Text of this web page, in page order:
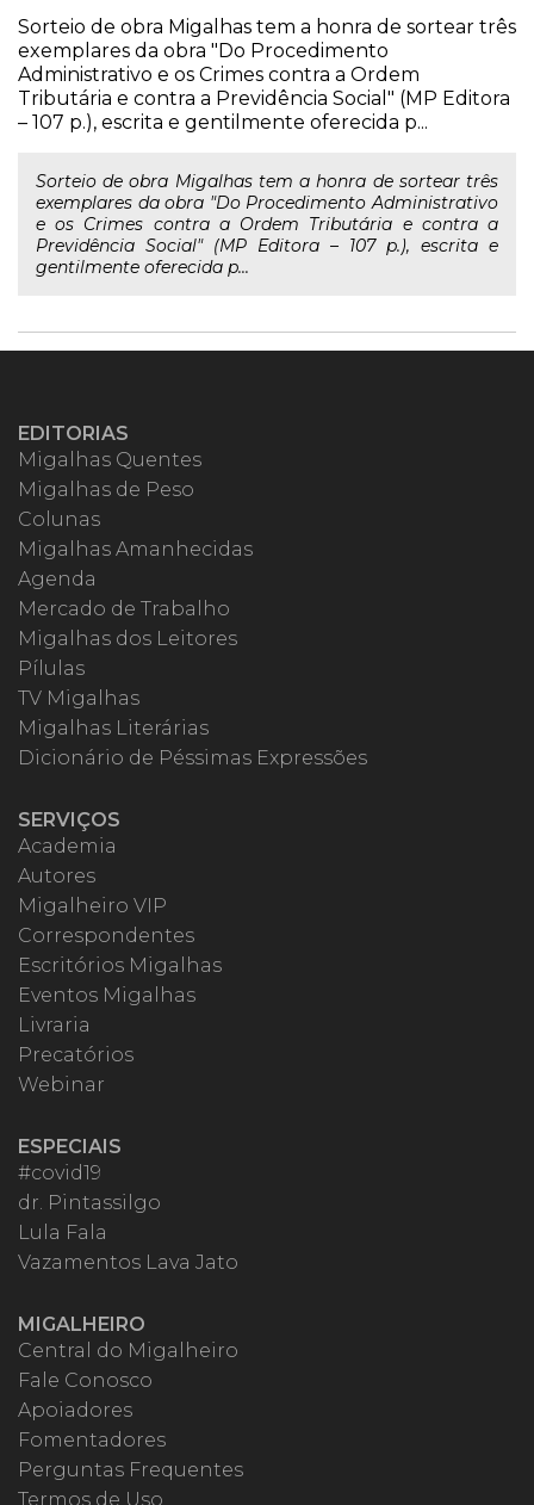
Sorteio de obra Migalhas tem a honra de sortear três
exemplares da obra "Do Procedimento
Administrativo e os Crimes contra a Ordem
Tributária e contra a Previdência Social" (MP Editora
– 107 p.), escrita e gentilmente oferecida p...
Sorteio de obra Migalhas tem a honra de sortear três
exemplares da obra "Do Procedimento Administrativo
e os Crimes contra a Ordem Tributária e contra a
Previdência Social" (MP Editora – 107 p.), escrita e
gentilmente oferecida p...
EDITORIAS
Migalhas Quentes
Migalhas de Peso
Colunas
Migalhas Amanhecidas
Agenda
Mercado de Trabalho
Migalhas dos Leitores
Pílulas
TV Migalhas
Migalhas Literárias
Dicionário de Péssimas Expressões
SERVIÇOS
Academia
Autores
Migalheiro VIP
Correspondentes
Escritórios Migalhas
Eventos Migalhas
Livraria
Precatórios
Webinar
ESPECIAIS
#covid19
dr. Pintassilgo
Lula Fala
Vazamentos Lava Jato
MIGALHEIRO
Central do Migalheiro
Fale Conosco
Apoiadores
Fomentadores
Perguntas Frequentes
Termos de Uso